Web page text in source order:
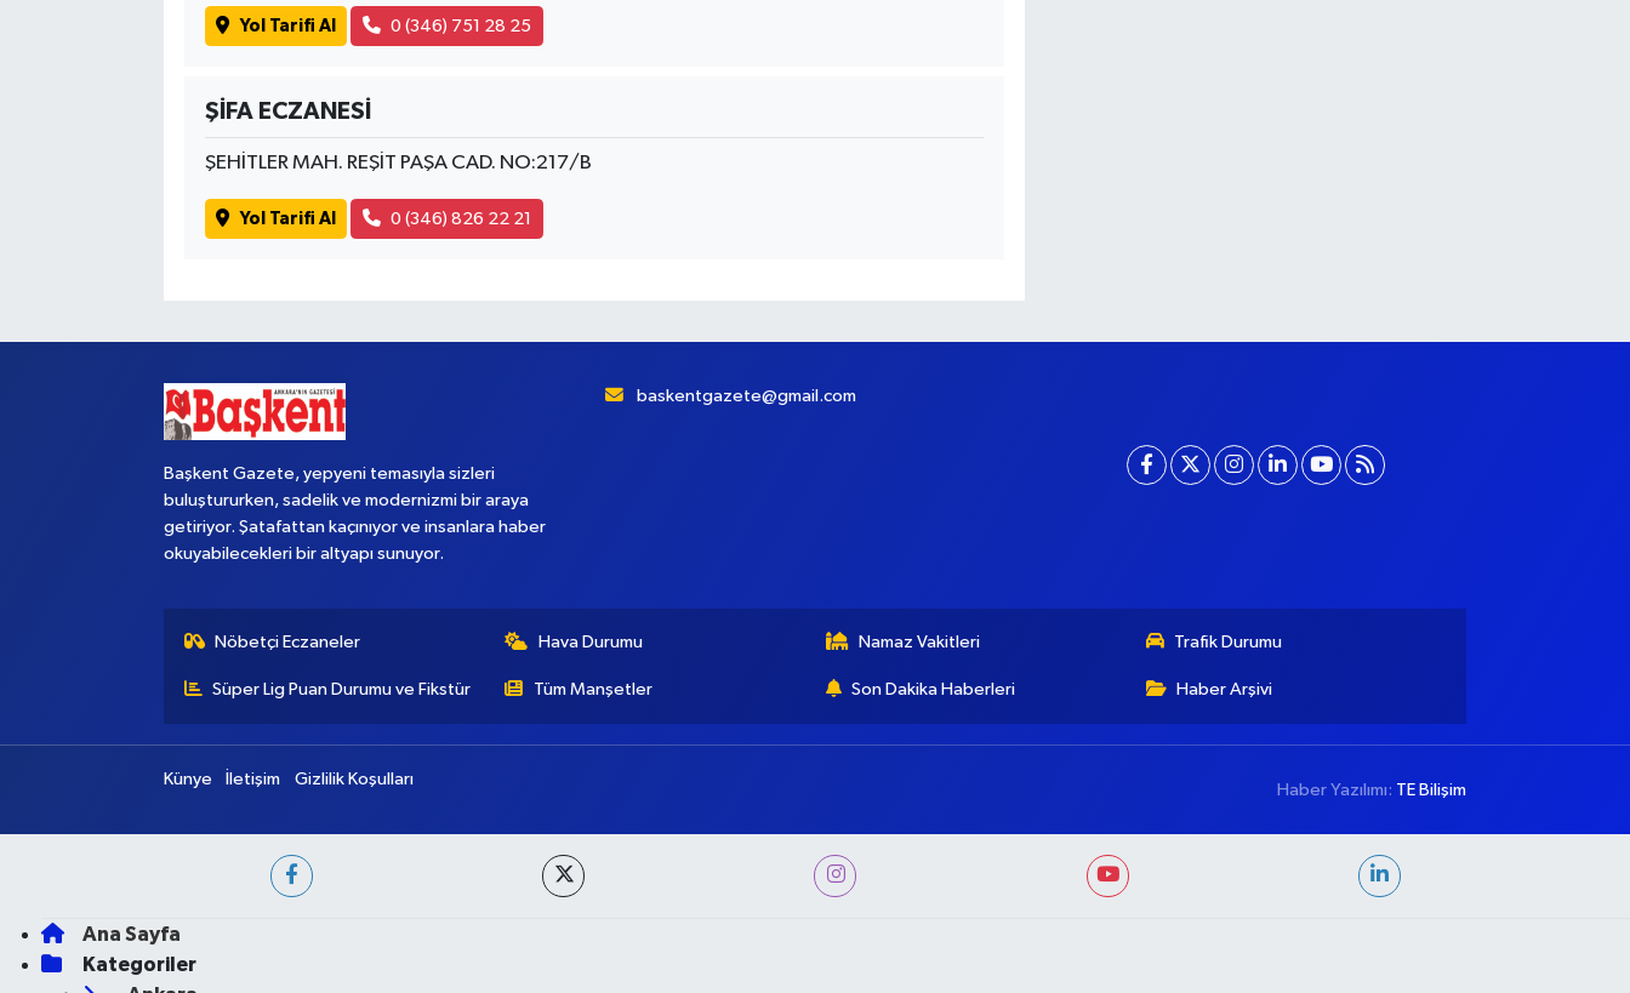
Yol Tarifi Al 0 (346) 751 28 25
ŞİFA ECZANESİ
ŞEHİTLER MAH. REŞİT PAŞA CAD. NO:217/B
Yol Tarifi Al 0 (346) 826 22 21
Başkent Gazete, yepyeni temasıyla sizleri
buluştururken, sadelik ve modernizmi bir araya
getiriyor. Şatafattan kaçınıyor ve insanlara haber
okuyabilecekleri bir altyapı sunuyor.
baskentgazete@gmail.com
Nöbetçi Eczaneler Hava Durumu Namaz Vakitleri Trafik Durumu
Süper Lig Puan Durumu ve Fikstür Tüm Manşetler Son Dakika Haberleri Haber Arşivi
Künye İletişim Gizlilik Koşulları
Haber Yazılımı: TE Bilişim
Ana Sayfa
Kategoriler